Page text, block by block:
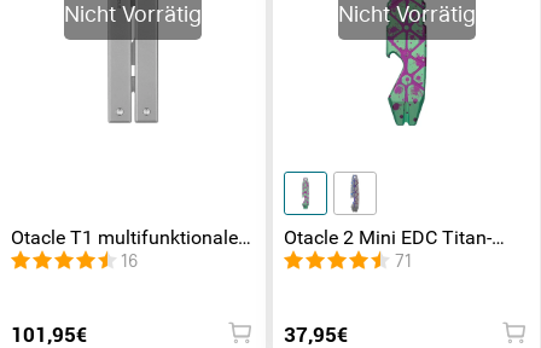
Nicht Vorrätig
Otacle T1 multifunktionales
Butterfly-Stemmeisen aus
Titan
16
101,95€
Nicht Vorrätig
Otacle 2 Mini EDC Titan-
Stemmeisen mit Pocketclip
71
37,95€